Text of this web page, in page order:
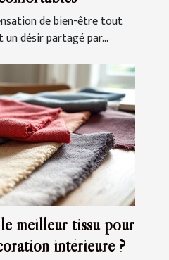
de bien-être tout
désir partagé par...
meilleur tissu pour
intérieure ?